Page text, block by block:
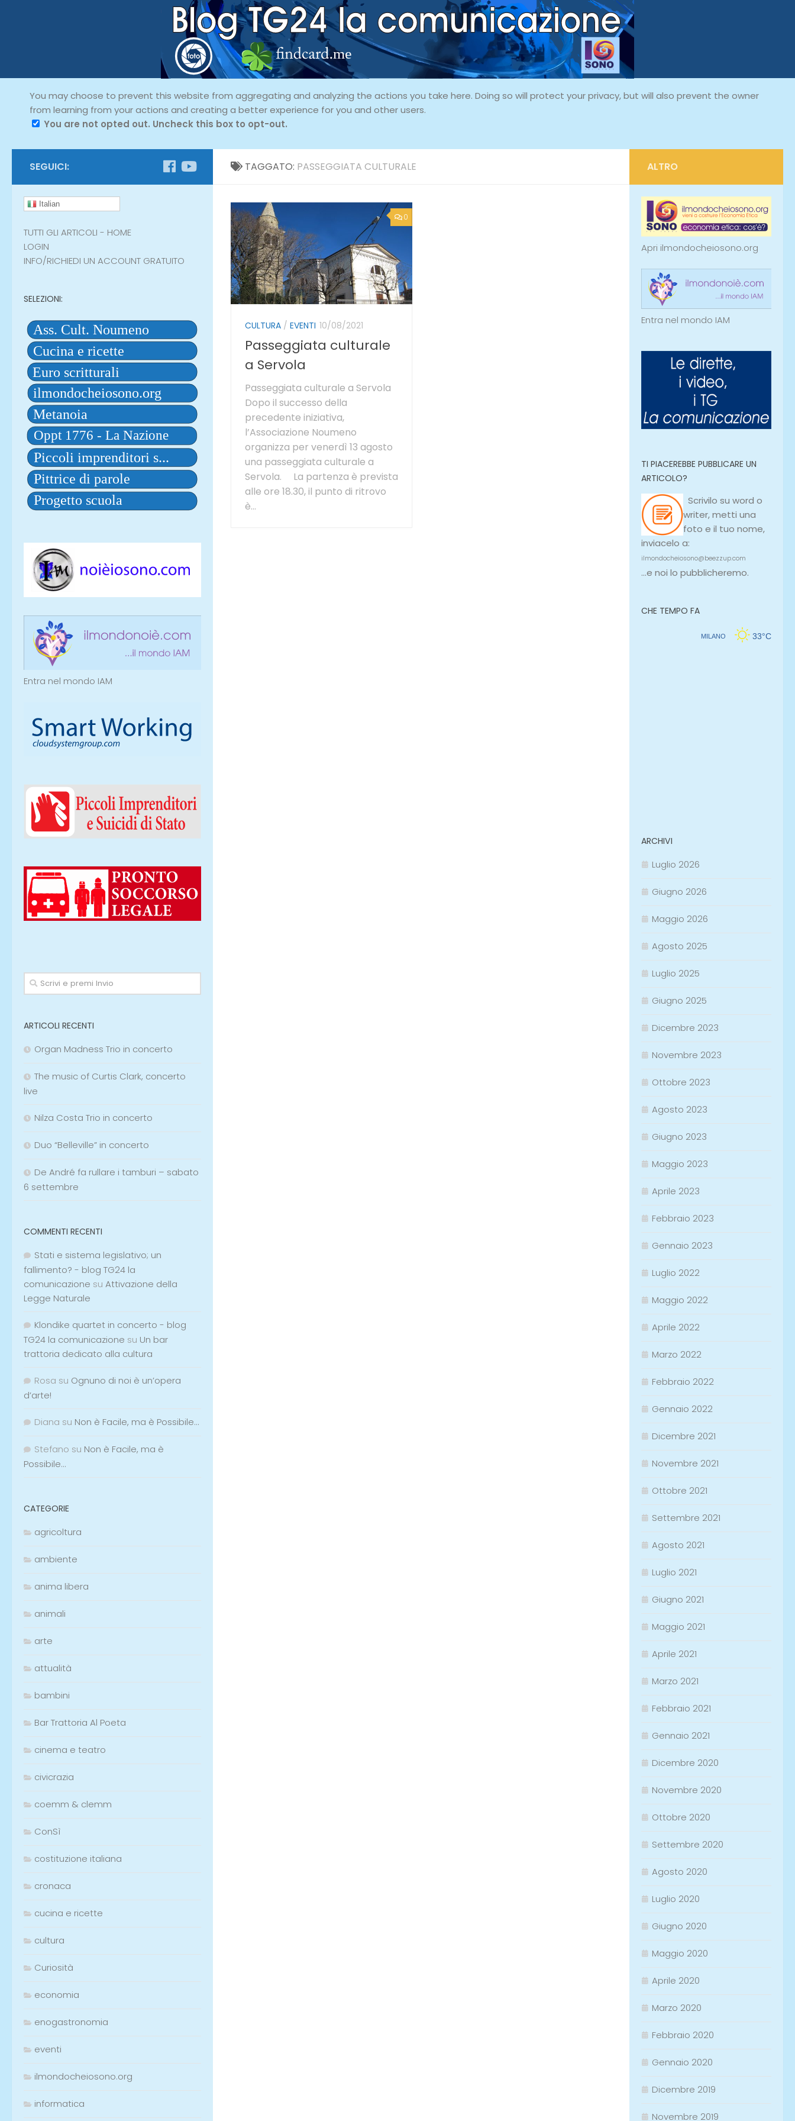
You may choose to prevent this website from aggregating and analyzing the actions you take here. Doing so will protect your privacy, but will also prevent the owner
from learning from your actions and creating a better experience for you and other users.
You are not opted out. Uncheck this box to opt-out.
TAGGATO: PASSEGGIATA CULTURALE
0
CULTURA / EVENTI 10/08/2021
Passeggiata culturale
a Servola
Passeggiata culturale a Servola
Dopo il successo della
precedente iniziativa,
l’Associazione Noumeno
organizza per venerdì 13 agosto
una passeggiata culturale a
Servola. La partenza è prevista
alle ore 18.30, il punto di ritrovo
è...
SEGUICI:
Italian
TUTTI GLI ARTICOLI - HOME
LOGIN
INFO/RICHIEDI UN ACCOUNT GRATUITO
SELEZIONI:
Entra nel mondo IAM
ARTICOLI RECENTI
Organ Madness Trio in concerto
The music of Curtis Clark, concerto
live
Nilza Costa Trio in concerto
Duo “Belleville” in concerto
De André fa rullare i tamburi – sabato
6 settembre
COMMENTI RECENTI
Stati e sistema legislativo; un
fallimento? - blog TG24 la
comunicazione su Attivazione della
Legge Naturale
Klondike quartet in concerto - blog
TG24 la comunicazione su Un bar
trattoria dedicato alla cultura
Rosa su Ognuno di noi è un’opera
d’arte!
Diana su Non è Facile, ma è Possibile…
Stefano su Non è Facile, ma è
Possibile…
CATEGORIE
agricoltura
ambiente
anima libera
animali
arte
attualità
bambini
Bar Trattoria Al Poeta
cinema e teatro
civicrazia
coemm & clemm
ConSì
costituzione italiana
cronaca
cucina e ricette
cultura
Curiosità
economia
enogastronomia
eventi
ilmondocheiosono.org
informatica
ALTRO
Apri ilmondocheiosono.org
Entra nel mondo IAM
TI PIACEREBBE PUBBLICARE UN
ARTICOLO?
Scrivilo su word o
writer, metti una
foto e il tuo nome,
inviacelo a:
ilmondocheiosono@beezzup.com
...e noi lo pubblicheremo.
CHE TEMPO FA
ARCHIVI
Luglio 2026
Giugno 2026
Maggio 2026
Agosto 2025
Luglio 2025
Giugno 2025
Dicembre 2023
Novembre 2023
Ottobre 2023
Agosto 2023
Giugno 2023
Maggio 2023
Aprile 2023
Febbraio 2023
Gennaio 2023
Luglio 2022
Maggio 2022
Aprile 2022
Marzo 2022
Febbraio 2022
Gennaio 2022
Dicembre 2021
Novembre 2021
Ottobre 2021
Settembre 2021
Agosto 2021
Luglio 2021
Giugno 2021
Maggio 2021
Aprile 2021
Marzo 2021
Febbraio 2021
Gennaio 2021
Dicembre 2020
Novembre 2020
Ottobre 2020
Settembre 2020
Agosto 2020
Luglio 2020
Giugno 2020
Maggio 2020
Aprile 2020
Marzo 2020
Febbraio 2020
Gennaio 2020
Dicembre 2019
Novembre 2019